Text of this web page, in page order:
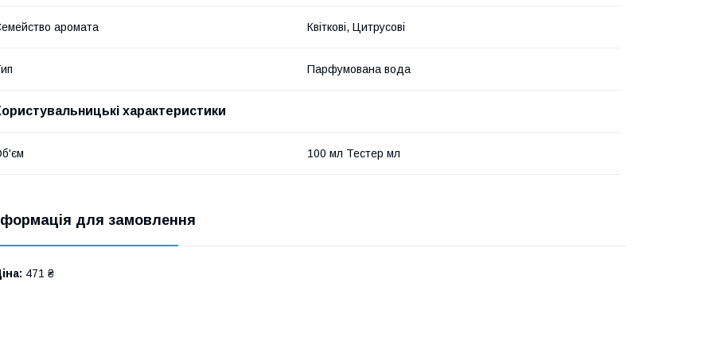
аромата Квіткові, Цитрусові
Парфумована вода
характеристики
100 мл Тестер мл
для замовлення
471 ₴